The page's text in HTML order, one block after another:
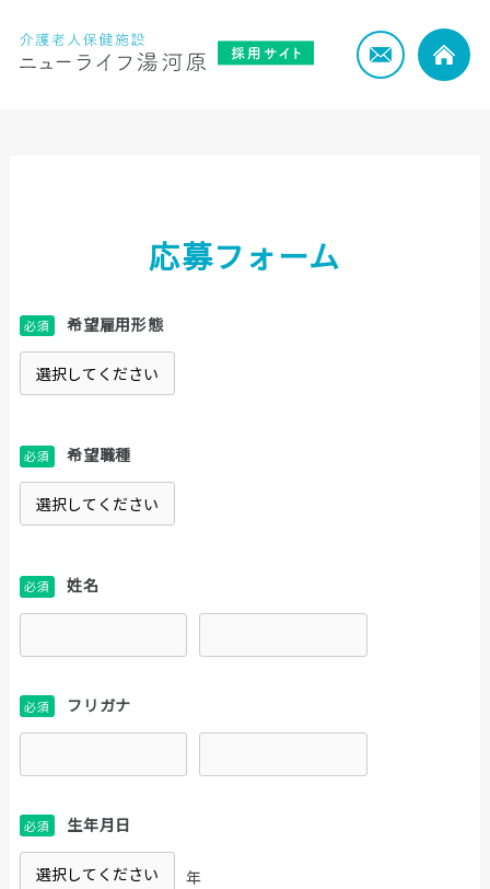
応募フォーム
必須 希望雇用形態
必須 希望職種
必須 姓名
必須 フリガナ
必須 生年月日
年